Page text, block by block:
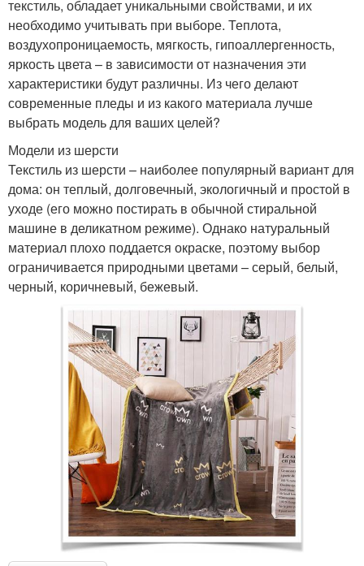
текстиль, обладает уникальными свойствами, и их
необходимо учитывать при выборе. Теплота,
воздухопроницаемость, мягкость, гипоаллергенность,
яркость цвета – в зависимости от назначения эти
характеристики будут различны. Из чего делают
современные пледы и из какого материала лучше
выбрать модель для ваших целей?
Модели из шерсти
Текстиль из шерсти – наиболее популярный вариант для
дома: он теплый, долговечный, экологичный и простой в
уходе (его можно постирать в обычной стиральной
машине в деликатном режиме). Однако натуральный
материал плохо поддается окраске, поэтому выбор
ограничивается природными цветами – серый, белый,
черный, коричневый, бежевый.